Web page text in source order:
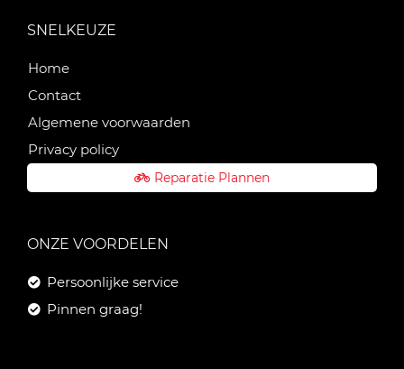
SNELKEUZE
Home
Contact
Algemene voorwaarden
Privacy policy
Reparatie Plannen
ONZE VOORDELEN
Persoonlijke service
Pinnen graag!